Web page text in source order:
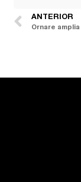
ANTERIOR